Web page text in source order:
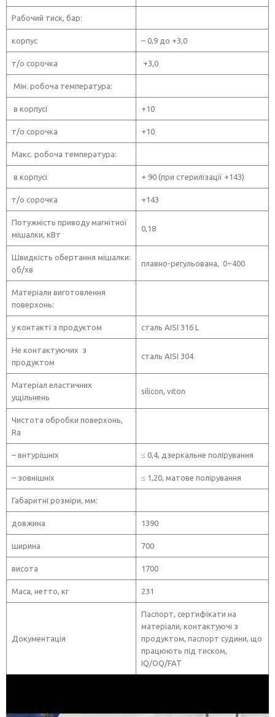
Рабочий тиск, бар:
корпус – 0,9 до +3,0
т/о сорочка +3,0
Мін. робоча температура:
в корпусі +10
т/о сорочка +10
Макс. робоча температура:
в корпусі + 90 (при стерилізації +143)
т/о сорочка +143
Потужність приводу магнітної
мішалки, кВт
0,18
Швидкість обертання мішалки:
об/хв
плавно-регульована, 0÷400
Матеріали виготовлення
поверхонь:
у контакті з продуктом сталь AISI 316 L
Не контактуючих з
продуктом
сталь AISI 304
Матеріал еластичних
ущільнень
silicon, viton
Чистота обробки поверхонь,
Ra
– внтурішніх ≤ 0,4, дзеркальне полірування
– зовнішніх ≤ 1,20, матове полірування
Габаритні розміри, мм:
довжина 1390
ширина 700
висота 1700
Маса, нетто, кг 231
Документація
Паспорт, сертифікати на
матеріали, контактуючі з
продуктом, паспорт судини, що
працюють під тиском,
IQ/OQ/FAT